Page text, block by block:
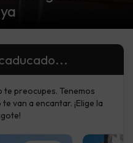
te preocupes. Tenemos
van a encantar. ¡Elige la